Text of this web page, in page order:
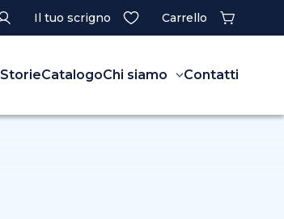
Il tuo scrigno Carrello
StorieCatalogoChi siamo Contatti